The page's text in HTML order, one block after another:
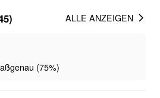
(75%)
ALLE ANZEIGEN